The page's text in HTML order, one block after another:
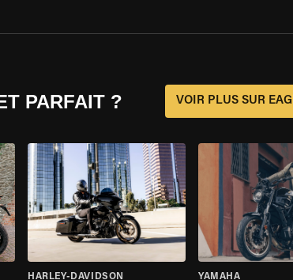
PARFAIT ? VOIR PLUS SUR
HARLEY-DAVIDSON YAMAHA